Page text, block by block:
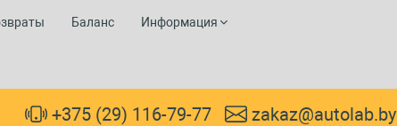
Баланс Информация
+375 (29) 116-79-77 zakaz@autolab.by